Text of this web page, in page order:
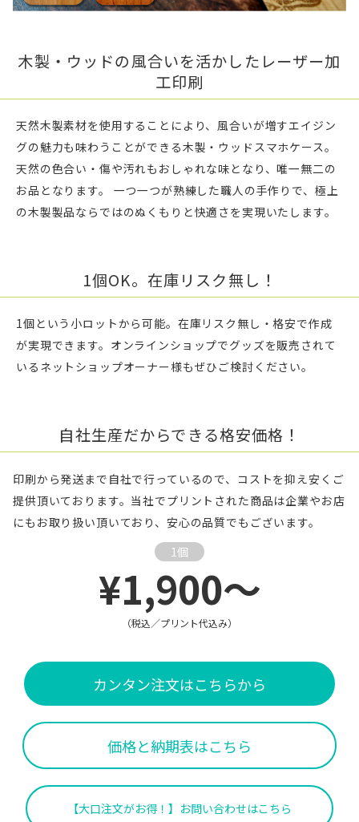
木製・ウッドの風合いを活かしたレーザー加
工印刷
天然木製素材を使用することにより、風合いが増すエイジン
グの魅力も味わうことができる木製・ウッドスマホケース。
天然の色合い・傷や汚れもおしゃれな味となり、唯一無二の
お品となります。 一つ一つが熟練した職人の手作りで、極上
の木製製品ならではのぬくもりと快適さを実現いたします。
1個OK。在庫リスク無し！
1個という小ロットから可能。在庫リスク無し・格安で作成
が実現できます。オンラインショップでグッズを販売されて
いるネットショップオーナー様もぜひご検討ください。
自社生産だからできる格安価格！
印刷から発送まで自社で行っているので、コストを抑え安くご
提供頂いております。当社でプリントされた商品は企業やお店
にもお取り扱い頂いており、安心の品質でもございます。
1個
¥1,900～
（税込／プリント代込み）
カンタン注文はこちらから
価格と納期表はこちら
【大口注文がお得！】お問い合わせはこちら